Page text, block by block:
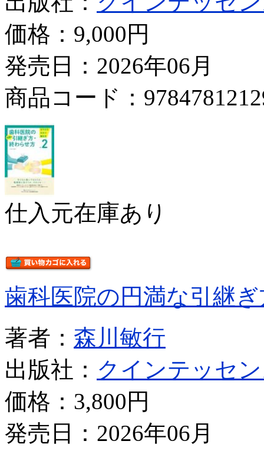
価格： 9,000円
発売日：2026年06月
商品コード：
仕入元在庫あり
歯科医院の円満な引継
著者： 森川敏行
出版社： クインテッセ
価格： 3,800円
発売日：2026年06月